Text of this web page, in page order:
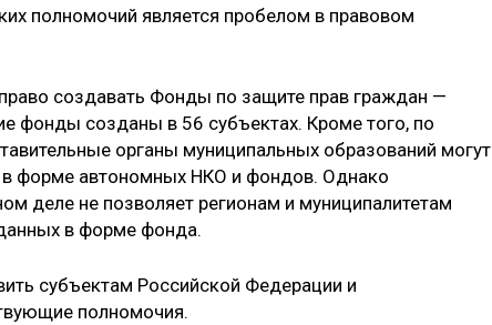
полномочий является пробелом в правовом
создавать Фонды по защите прав граждан —
фонды созданы в 56 субъектах. Кроме того, по
органы муниципальных образований могут
в форме автономных НКО и фондов. Однако
деле не позволяет регионам и муниципалитетам
в форме фонда.
субъектам Российской Федерации и
полномочия.